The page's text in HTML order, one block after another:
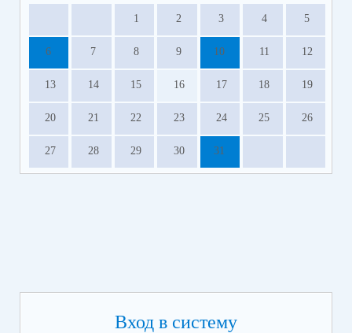
1 2 3 4 5
6 7 8 9 10 11 12
13 14 15 16 17 18 19
20 21 22 23 24 25 26
27 28 29 30 31
Вход в систему